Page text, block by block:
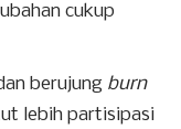
cukup
berujung burn
lebih partisipasi